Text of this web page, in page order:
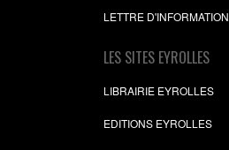
LETTRE D'INFORMATION
LES SITES EYROLLES
LIBRAIRIE EYROLLES
EDITIONS EYROLLES